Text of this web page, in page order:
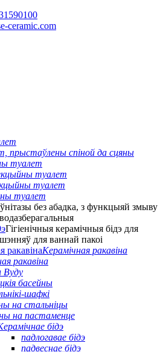
ceramic.com
прыстаўлены спіной да сцяны
туалет
туалет
туалет
туалет
без абадка, з функцыяй змыву
Гігіенічныя керамічныя бідэ для
для ваннай пакоі
Керамічная ракавіна
ракавіна
Вуду
басейны
шафкі
на стальніцы
на пастаменце
бідэ
падлогавае бідэ
падвеснае бідэ